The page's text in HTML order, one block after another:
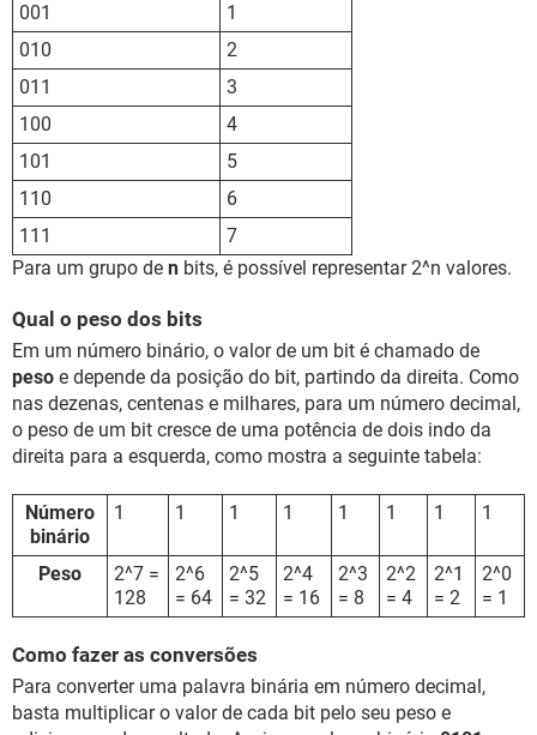
001
1
010
2
011
3
100
4
101
5
110
6
111
7
Para um grupo de n bits, é possível representar 2^n valores.
Qual o peso dos bits
Em um número binário, o valor de um bit é chamado de
peso e depende da posição do bit, partindo da direita. Como
nas dezenas, centenas e milhares, para um número decimal,
o peso de um bit cresce de uma potência de dois indo da
direita para a esquerda, como mostra a seguinte tabela:
Número
binário
1 1 1 1 1 1 1 1
Peso
2^7 =
128
2^6
= 64
2^5
= 32
2^4
= 16
2^3
= 8
2^2
= 4
2^1
= 2
2^0
= 1
Como fazer as conversões
Para converter uma palavra binária em número decimal,
basta multiplicar o valor de cada bit pelo seu peso e